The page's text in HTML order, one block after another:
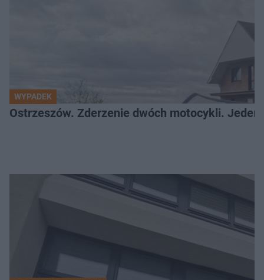
WYPADEK
Ostrzeszów. Zderzenie dwóch motocykli.